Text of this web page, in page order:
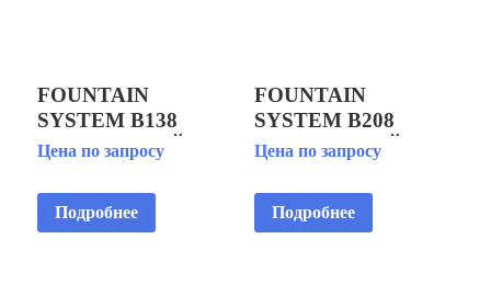
FOUNTAIN
SYSTEM В138
ФОНТАННЫЙ
Цена по запросу
Подробнее
FOUNTAIN
SYSTEM B208
ФОНТАННЫЙ
Цена по запросу
Подробнее